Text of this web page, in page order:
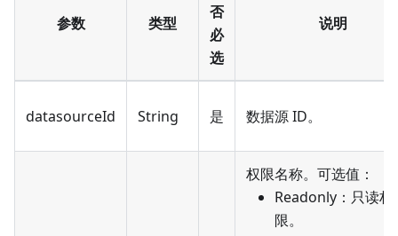
参数 类型
否
必
选
说明
datasourceId String 是 数据源 ID。
权限名称。可选值：
Readonly：只读权
限。